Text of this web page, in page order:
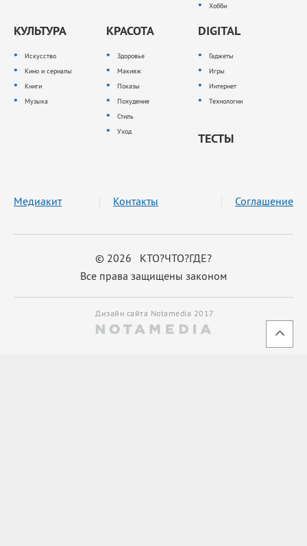
Хобби
КУЛЬТУРА
Искусство
Кино и сериалы
Книги
Музыка
КРАСОТА
Здоровье
Макияж
Показы
Похудение
Стиль
Уход
DIGITAL
Гаджеты
Игры
Интернет
Технологии
ТЕСТЫ
© 2026 КТО?ЧТО?ГДЕ?
Все права защищены законом
Медиакит Контакты Соглашение
Дизайн сайта Notamedia 2017